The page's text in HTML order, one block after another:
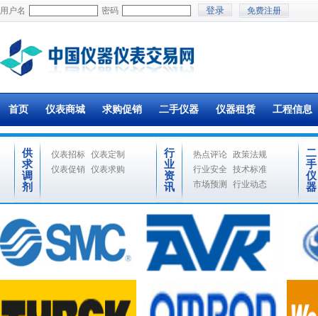
用户名 密码 免费注册
首页 仪表商城 求购促销 二手仪器 仪器租赁 工程信息
供
求
调
剂
仪表招标 仪表定制
仪表促销
仪表求购
行
业
资
讯
热点评论 政策法规
行业安全
技术标准
市场预测
行业动态
二
手
仪
器